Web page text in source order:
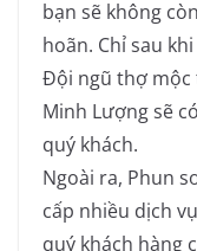
bạn sẽ không
hoãn. Chỉ sau
Đội ngũ thợ mộc
Minh Lượng sẽ
quý khách.
Ngoài ra, Phun
cấp nhiều dịch
quý khách hàng